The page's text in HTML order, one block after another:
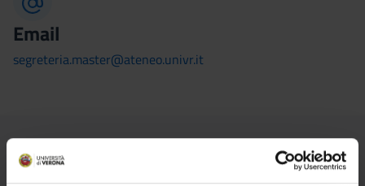
Email
segreteria.master@ateneo.univr.it
Contatti per la didattica